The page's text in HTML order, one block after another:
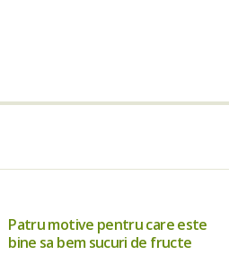
Patru motive pentru care este
bine sa bem sucuri de fructe